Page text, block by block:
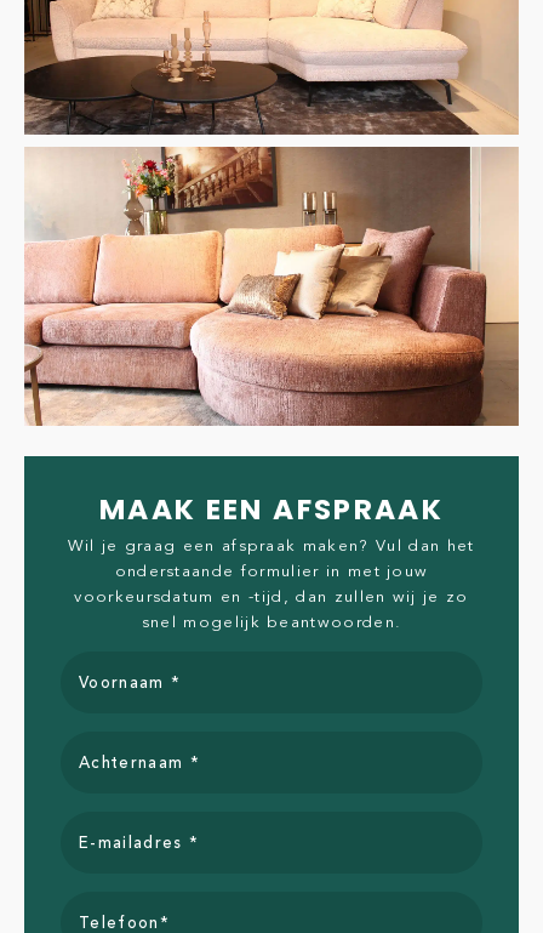
MAAK EEN AFSPRAAK
Wil je graag een afspraak maken? Vul dan het
onderstaande formulier in met jouw
voorkeursdatum en -tijd, dan zullen wij je zo
snel mogelijk beantwoorden.
Voornaam *
Achternaam *
E-mailadres *
Telefoon*